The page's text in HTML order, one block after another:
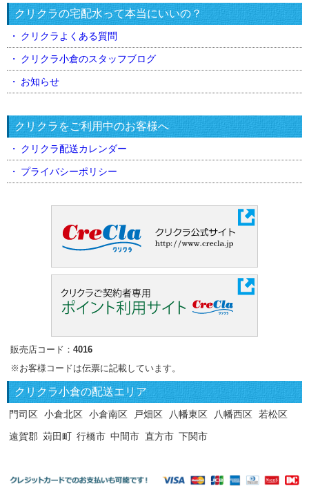
クリクラの宅配水って本当にいいの？
クリクラよくある質問
クリクラ小倉のスタッフブログ
お知らせ
クリクラをご利用中のお客様へ
クリクラ配送カレンダー
プライバシーポリシー
販売店コード： 4016
※お客様コードは伝票に記載しています。
クリクラ小倉の配送エリア
門司区 小倉北区 小倉南区 戸畑区 八幡東区 八幡西区 若松区
遠賀郡 苅田町 行橋市 中間市 直方市 下関市